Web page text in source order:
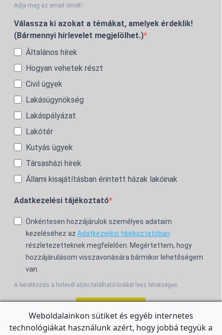
Adja meg az email címét!
Válassza ki azokat a témákat, amelyek érdeklik!
(Bármennyi hírlevelet megjelölhet.)
Általános hírek
Hogyan vehetek részt
Civil ügyek
Lakásügynökség
Lakáspályázat
Lakótér
Kutyás ügyek
Társasházi hírek
Állami kisajátításban érintett házak lakóinak
Adatkezelési tájékoztató
Önkéntesen hozzájárulok személyes adataim
kezeléséhez az Adatkezelési tájékoztatóban
részletezetteknek megfelelően. Megértettem, hogy
hozzájárulásom visszavonására bármikor lehetőségem
van.
A leiratkozás a hírlevél alján található linkkel lesz lehetséges.
Weboldalainkon sütiket és egyéb internetes
technológiákat használunk azért, hogy jobbá tegyük a